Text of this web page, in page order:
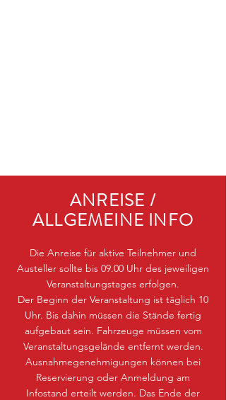
ANREISE /
ALLGEMEINE INFO
Die Anreise für aktive Teilnehmer und
Austeller sollte bis 09.00 Uhr des jeweiligen
Veranstaltungstages erfolgen.
Der Beginn der Veranstaltung ist täglich 10
Uhr. Bis dahin müssen die Stände fertig
aufgebaut sein. Fahrzeuge müssen vom
Veranstaltungsgelände entfernt werden.
Ausnahmegenehmigungen können bei
Reservierung oder Anmeldung am
Infostand erteilt werden. Das Ende der